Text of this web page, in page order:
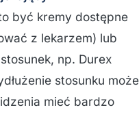
być kremy dostępne
z lekarzem) lub
np. Durex
stosunku może
mieć bardzo